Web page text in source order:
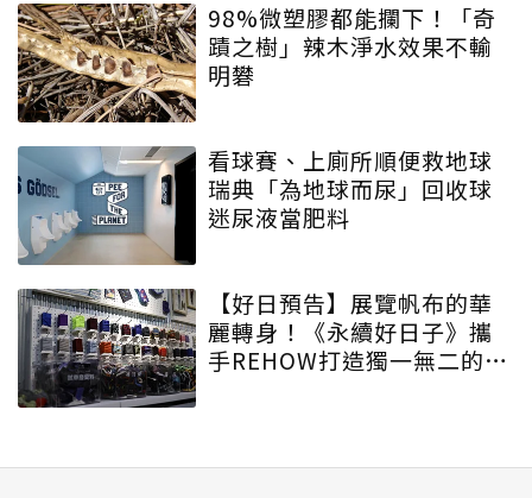
98%微塑膠都能攔下！「奇
蹟之樹」辣木淨水效果不輸
明礬
看球賽、上廁所順便救地球
瑞典「為地球而尿」回收球
迷尿液當肥料
【好日預告】展覽帆布的華
麗轉身！《永續好日子》攜
手REHOW打造獨一無二的